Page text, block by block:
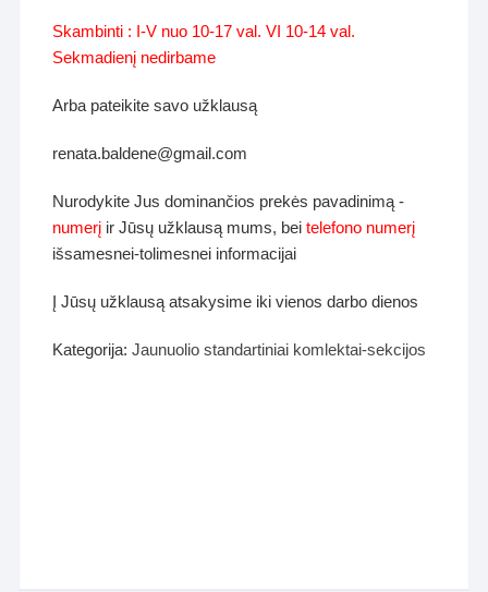
Skambinti : I-V nuo 10-17 val. VI 10-14 val.
Sekmadienį nedirbame
Arba pateikite savo užklausą
renata.baldene@gmail.com
Nurodykite Jus dominančios prekės pavadinimą -
numerį ir Jūsų užklausą mums, beitelefono numerį
išsamesnei-tolimesnei informacijai
Į Jūsų užklausą atsakysime iki vienos darbo dienos
Kategorija:Jaunuolio standartiniai komlektai-sekcijos